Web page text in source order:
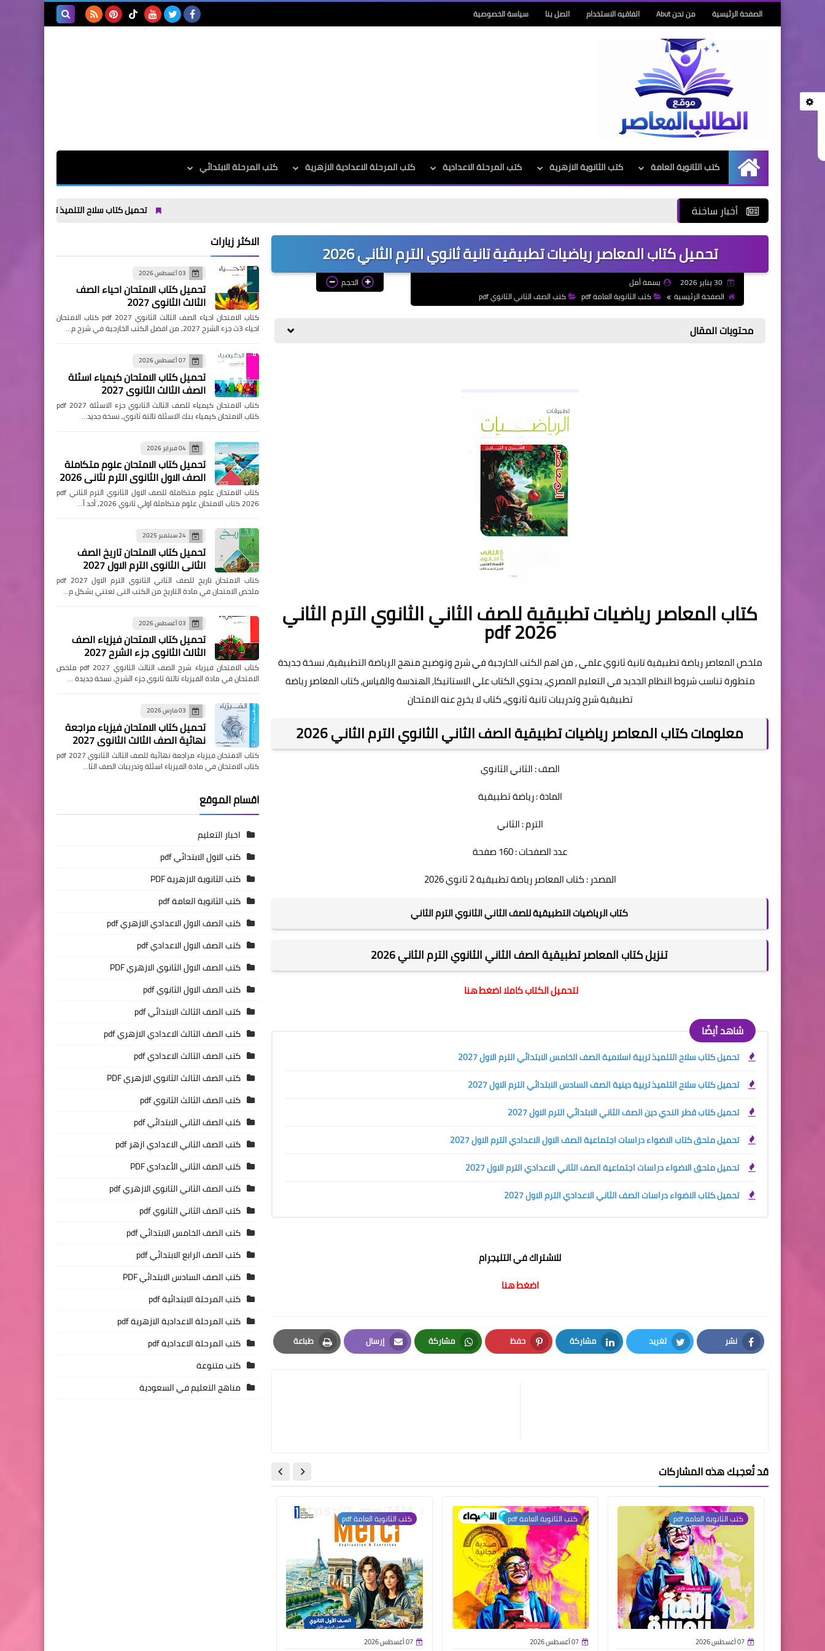
الصفحة الرئيسية من نحن Abut اتفاقيه الاستخدام اتصل بنا سياسة الخصوصية
الرئيسية
كتب الثانوية العامة كتب الثانوية الازهرية كتب المرحلة الاعدادية كتب المرحلة الاعدادية الازهرية كتب المرحلة الابتدائي
أخبار ساخنة تحميل كتاب سلاح التلميذ تربية اسلامية الصف الخامس
تحميل كتاب المعاصر رياضيات تطبيقية تانية ثانوي الترم الثاني 2026
30 يناير 2026
بسمة أمل
الصفحة الرئيسية
كتب الثانوية العامة pdf كتب الصف الثاني الثانوي pdf
الحجم
محتويات المقال
كتاب المعاصر رياضيات تطبيقية للصف الثاني الثانوي الترم الثاني
pdf 2026
ملخص المعاصر رياضة تطبيقية تانية ثانوي علمي , من اهم الكتب الخارجية في شرح وتوضيح منهج الرياضة التطبيقية, نسخة جديدة
متطورة تناسب شروط النظام الجديد في التعليم المصري, يحتوي الكتاب علي الاستاتيكا, الهندسة والقياس, كتاب المعاصر رياضة
تطبيقية شرح وتدريبات تانية ثانوي, كتاب لا يخرج عنه الامتحان
معلومات كتاب المعاصر رياضيات تطبيقية الصف الثاني الثانوي الترم الثاني 2026
الصف : الثاني الثانوي
المادة : رياضة تطبيقية
الترم : الثاني
عدد الصفحات : 160 صفحة
المصدر : كتاب المعاصر رياضة تطبيقية 2 ثانوي 2026
كتاب الرياضيات التطبيقية للصف الثاني الثانوي الترم الثاني
تنزيل كتاب المعاصر تطبيقية الصف الثاني الثانوي الترم الثاني 2026
لتحميل الكتاب كاملا اضغط هنا
شاهد أيضًا
تحميل كتاب سلاح التلميذ تربية اسلامية الصف الخامس الابتدائي الترم الاول 2027
تحميل كتاب سلاح التلميذ تربية دينية الصف السادس الابتدائي الترم الاول 2027
تحميل كتاب قطر الندي دين الصف الثاني الابتدائي الترم الاول 2027
تحميل ملحق كتاب الاضواء دراسات اجتماعية الصف الاول الاعدادي الترم الاول 2027
تحميل ملحق الاضواء دراسات اجتماعية الصف الثاني الاعدادي الترم الاول 2027
تحميل كتاب الاضواء دراسات الصف الثاني الاعدادي الترم الاول 2027
للاشتراك في التليجرام
اضغط هنا
نشر
Facebook
تغريد
Twitter
مشاركة
LinkedIn
حفظ
Pinterest
مشاركة
Whatsapp
إرسال
Email
طباعة
Print
قد تُعجبك هذه المشاركات
كتب الثانوية العامة pdf
07 أغسطس 2026
كتب الثانوية العامة pdf
07 أغسطس 2026
كتب الثانوية العامة pdf
07 أغسطس 2026
الاكثر زيارات
03 أغسطس 2026
تحميل كتاب الامتحان احياء الصف
الثالث الثانوي 2027
كتاب الامتحان احياء الصف الثالث الثانوي pdf 2027 كتاب الامتحان
احياء 3ث جزء الشرح 2027, من افضل الكتب الخارجية في شرح م…
07 أغسطس 2026
تحميل كتاب الامتحان كيمياء اسئلة
الصف الثالث الثانوي 2027
كتاب الامتحان كيمياء للصف الثالث الثانوي جزء الاسئلة pdf 2027
كتاب الامتحان كيمياء بنك الاسئلة تالتة ثانوي, نسخة جديد…
04 فبراير 2026
تحميل كتاب الامتحان علوم متكاملة
الصف الاول الثانوي الترم لثاني 2026
كتاب الامتحان علوم متكاملة للصف الاول الثانوي الترم الثاني pdf
2026 كتاب الامتحان علوم متكاملة اولي ثانوي 2026, أحد أ…
24 سبتمبر 2025
تحميل كتاب الامتحان تاريخ الصف
الثاني الثانوي الترم الاول 2027
كتاب الامتحان تاريخ للصف الثاني الثانوي الترم الاول pdf 2027
ملخص الامتحان في مادة التاريخ من الكتب التى تعتني بشكل م…
03 أغسطس 2026
تحميل كتاب الامتحان فيزياء الصف
الثالث الثانوي جزء الشرح 2027
كتاب الامتحان فيزياء شرح الصف الثالث الثانوي pdf 2027 ملخص
الامتحان في مادة الفيزياء تالتة ثانوي جزء الشرح, نسخة جديدة …
03 مارس 2026
تحميل كتاب الامتحان فيزياء مراجعة
نهائية الصف الثالث الثانوي 2027
كتاب الامتحان فيزياء مراجعة نهائية للصف الثالث الثانوي pdf 2027
كتاب الامتحان في مادة الفيزياء اسئلة وتدريبات الصف الثا…
اقسام الموقع
اخبار التعليم
كتب الاول الابتدائي pdf
كتب الثانوية الازهرية PDF
كتب الثانوية العامة pdf
كتب الصف الاول الاعدادي الازهري pdf
كتب الصف الاول الاعدادي pdf
كتب الصف الاول الثانوي الازهري PDF
كتب الصف الاول الثانوي pdf
كتب الصف الثالث الابتدائي pdf
كتب الصف الثالث الاعدادي الازهري pdf
كتب الصف الثالث الاعدادي pdf
كتب الصف الثالث الثانوي الازهري PDF
كتب الصف الثالث الثانوي pdf
كتب الصف الثاني الابتدائي pdf
كتب الصف الثاني الاعدادي ازهر pdf
كتب الصف الثاني الأعدادي PDF
كتب الصف الثاني الثانوي الازهري pdf
كتب الصف الثاني الثانوي pdf
كتب الصف الخامس الابتدائي pdf
كتب الصف الرابع الابتدائي pdf
كتب الصف السادس الابتدائي PDF
كتب المرحلة الابتدائية pdf
كتب المرحلة الاعدادية الازهرية pdf
كتب المرحلة الاعدادية pdf
كتب متنوعة
مناهج التعليم في السعودية